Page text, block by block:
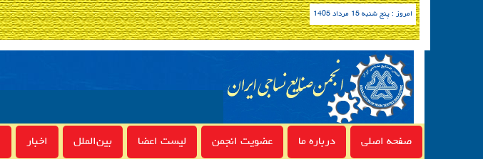
امروز : پنج شنبه 15 مرداد 1405
صفحه اصلی درباره ما عضویت انجمن لیست اعضا بین‌الملل اخبار